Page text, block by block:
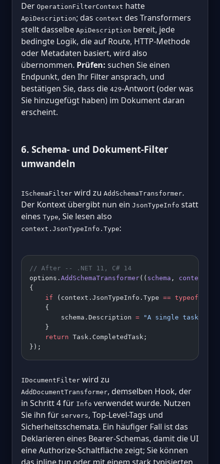
Der OperationFilterContext hatte
ApiDescription; das context des Transformers
stellt dasselbe ApiDescription bereit, jede
bedingte Logik, die auf Route, HTTP-Methode
oder Metadaten basiert, wird also
übernommen. Prüfen: suchen Sie einen
Endpunkt, den Ihr Filter ansprach, und
bestätigen Sie, dass die 429-Antwort (oder was
Sie hinzugefügt haben) im Dokument daran
erscheint.
6. Schema- und Dokument-Filter
umwandeln
ISchemaFilter wird zu AddSchemaTransformer.
Der Kontext übergibt nun ein JsonTypeInfo statt
eines Type, Sie lesen also
context.JsonTypeInfo.Type:
// After -- .NET 11, C# 14
options. AddSchemaTransformer(( schema , context
{
    if
(context.JsonTypeInfo.Type == typeof
    {
        schema.Description
= "A single task
    }
    return
Task.CompletedTask;
});
IDocumentFilter wird zu
AddDocumentTransformer, demselben Hook, der
in Schritt 4 für Info verwendet wurde. Nutzen
Sie ihn für servers, Top-Level-Tags und
Sicherheitsschemata. Ein häufiger Fall ist das
Deklarieren eines Bearer-Schemas, damit die UI
eine Authorize-Schaltfläche zeigt; Sie können